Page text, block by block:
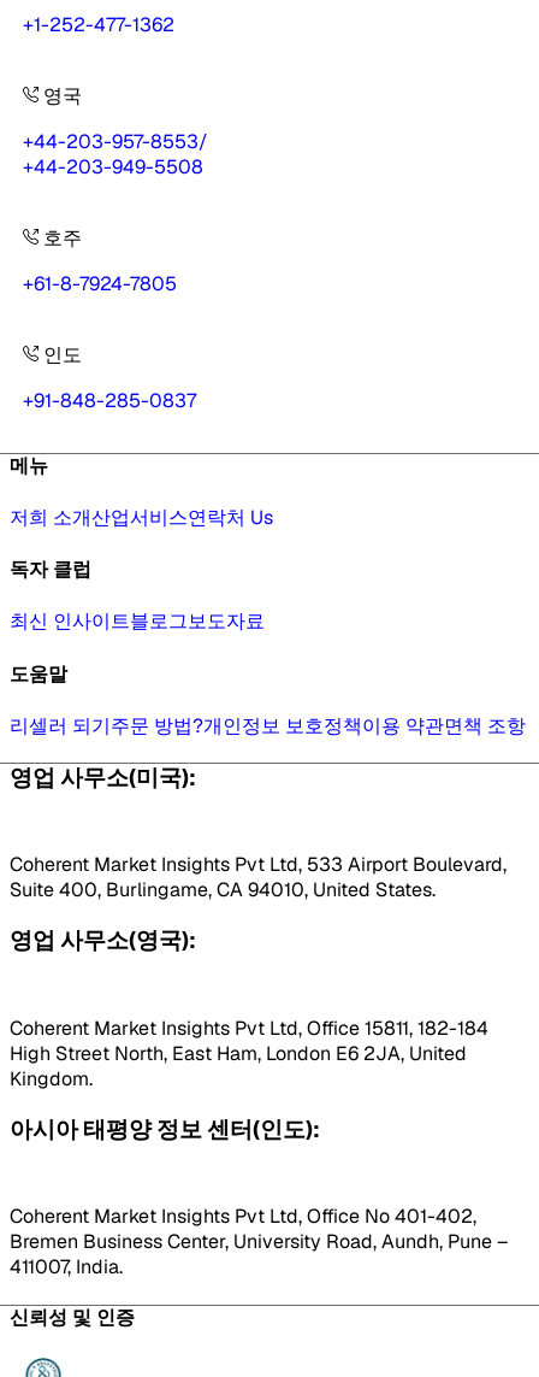
+1-252-477-1362
영국
+44-203-957-8553/
+44-203-949-5508
호주
+61-8-7924-7805
인도
+91-848-285-0837
메뉴
저희 소개산업서비스연락처 Us
독자 클럽
최신 인사이트블로그보도자료
도움말
리셀러 되기주문 방법?개인정보 보호정책이용 약관면책 조항
영업 사무소(미국):
Coherent Market Insights Pvt Ltd, 533 Airport Boulevard,
Suite 400, Burlingame, CA 94010, United States.
영업 사무소(영국):
Coherent Market Insights Pvt Ltd, Office 15811, 182-184
High Street North, East Ham, London E6 2JA, United
Kingdom.
아시아 태평양 정보 센터(인도):
Coherent Market Insights Pvt Ltd, Office No 401-402,
Bremen Business Center, University Road, Aundh, Pune –
411007, India.
신뢰성 및 인증